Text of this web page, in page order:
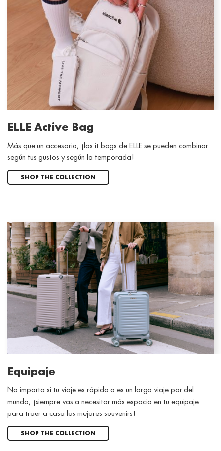
ELLE Active Bag
Más que un accesorio, ¡las it bags de ELLE se pueden combinar
según tus gustos y según la temporada!
SHOP THE COLLECTION
Equipaje
No importa si tu viaje es rápido o es un largo viaje por del
mundo, ¡siempre vas a necesitar más espacio en tu equipaje
para traer a casa los mejores souvenirs!
SHOP THE COLLECTION